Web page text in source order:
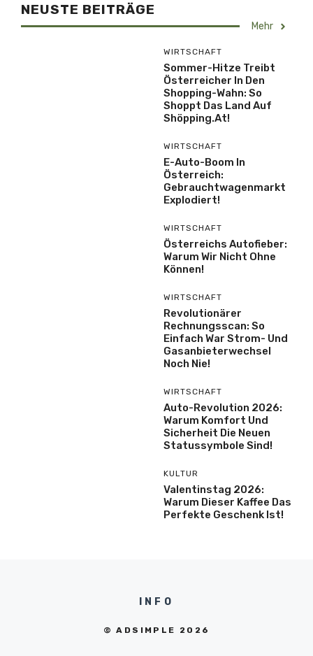
NEUSTE BEITRÄGE
Mehr
WIRTSCHAFT
Sommer-Hitze Treibt
Österreicher In Den
Shopping-Wahn: So
Shoppt Das Land Auf
Shöpping.at!
WIRTSCHAFT
E-Auto-Boom In
Österreich:
Gebrauchtwagenmarkt
Explodiert!
WIRTSCHAFT
Österreichs Autofieber:
Warum Wir Nicht Ohne
Können!
WIRTSCHAFT
Revolutionärer
Rechnungsscan: So
Einfach War Strom- Und
Gasanbieterwechsel
Noch Nie!
WIRTSCHAFT
Auto-Revolution 2026:
Warum Komfort Und
Sicherheit Die Neuen
Statussymbole Sind!
KULTUR
Valentinstag 2026:
Warum Dieser Kaffee Das
Perfekte Geschenk Ist!
INFO
© ADSIMPLE 2026